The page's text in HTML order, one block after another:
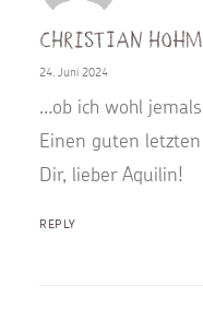
Christian Hohm
24. Juni 2024
…ob ich wohl
Einen guten
Dir, lieber Aquilin!
REPLY